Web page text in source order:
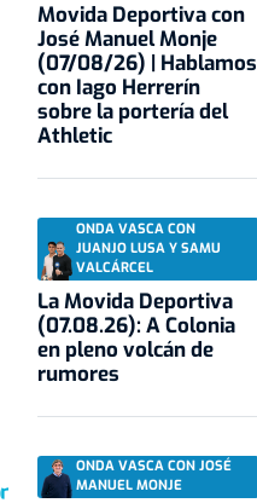
Movida Deportiva con
José Manuel Monje
(07/08/26) | Hablamos
con Iago Herrerín
sobre la portería del
Athletic
ONDA VASCA CON
JUANJO LUSA Y SAMU
VALCÁRCEL
La Movida Deportiva
(07.08.26): A Colonia
en pleno volcán de
rumores
ONDA VASCA CON JOSÉ
MANUEL MONJE